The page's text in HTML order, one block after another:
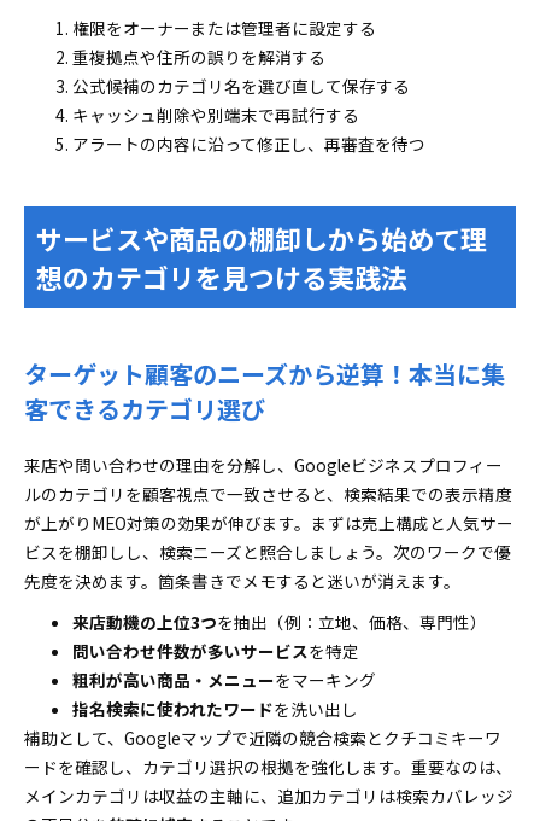
権限をオーナーまたは管理者に設定する
重複拠点や住所の誤りを解消する
公式候補のカテゴリ名を選び直して保存する
キャッシュ削除や別端末で再試行する
アラートの内容に沿って修正し、再審査を待つ
サービスや商品の棚卸しから始めて理
想のカテゴリを見つける実践法
ターゲット顧客のニーズから逆算！本当に集
客できるカテゴリ選び
来店や問い合わせの理由を分解し、Googleビジネスプロフィー
ルのカテゴリを顧客視点で一致させると、検索結果での表示精度
が上がりMEO対策の効果が伸びます。まずは売上構成と人気サー
ビスを棚卸しし、検索ニーズと照合しましょう。次のワークで優
先度を決めます。箇条書きでメモすると迷いが消えます。
来店動機の上位3つを抽出（例：立地、価格、専門性）
問い合わせ件数が多いサービスを特定
粗利が高い商品・メニューをマーキング
指名検索に使われたワードを洗い出し
補助として、Googleマップで近隣の競合検索とクチコミキーワ
ードを確認し、カテゴリ選択の根拠を強化します。重要なのは、
メインカテゴリは収益の主軸に、追加カテゴリは検索カバレッジ